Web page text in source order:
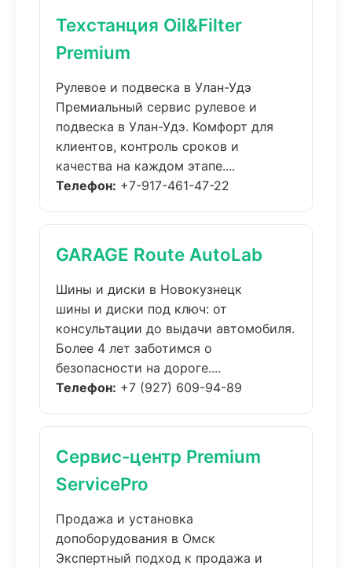
Техстанция Oil&Filter
Premium
Рулевое и подвеска в Улан-Удэ
Премиальный сервис рулевое и
подвеска в Улан-Удэ. Комфорт для
клиентов, контроль сроков и
качества на каждом этапе....
Телефон: +7-917-461-47-22
GARAGE Route AutoLab
Шины и диски в Новокузнецк
шины и диски под ключ: от
консультации до выдачи автомобиля.
Более 4 лет заботимся о
безопасности на дороге....
Телефон: +7 (927) 609-94-89
Сервис-центр Premium
ServicePro
Продажа и установка
допоборудования в Омск
Экспертный подход к продажа и